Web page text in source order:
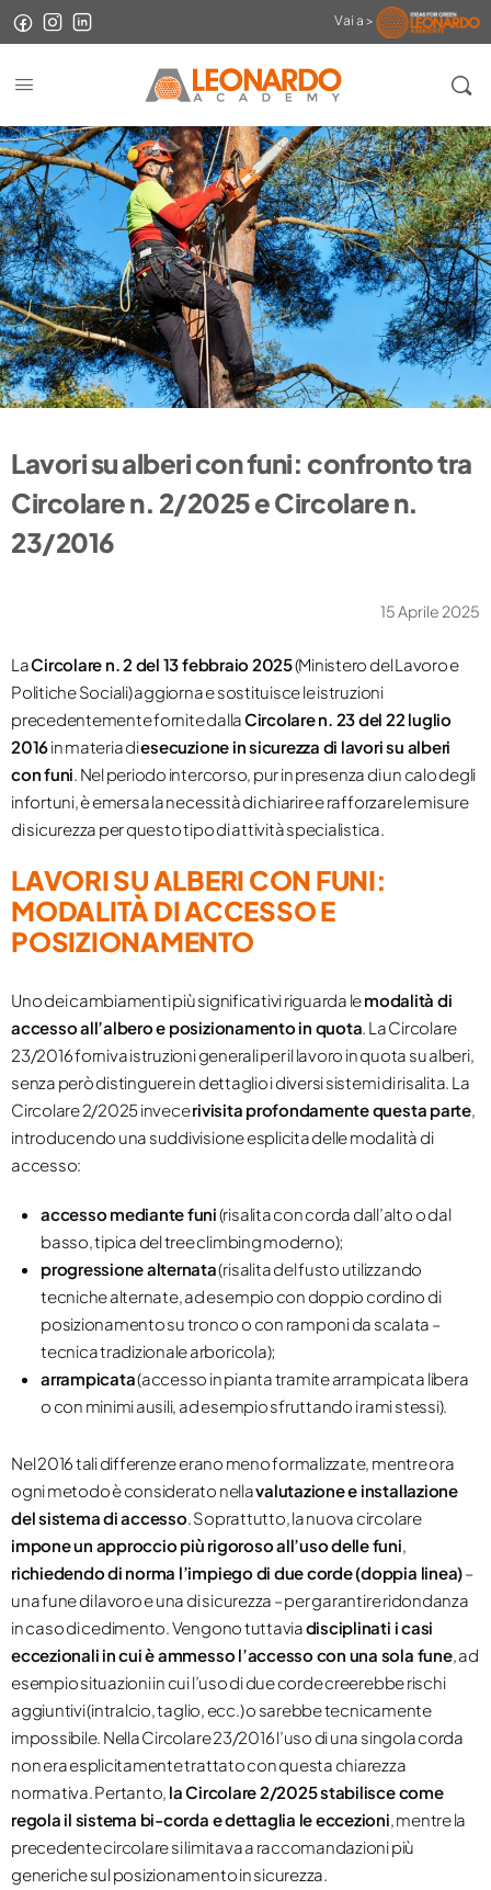
Vai a >
Lavori su alberi con funi: confronto tra
Circolare n. 2/2025 e Circolare n.
23/2016
15 Aprile 2025
LaCircolare n. 2 del 13 febbraio 2025(Ministero del Lavoro e
Politiche Sociali) aggiorna e sostituisce le istruzioni
precedentemente fornite dallaCircolare n. 23 del 22 luglio
2016in materia diesecuzione in sicurezza di lavori su alberi
con funi ​. Nel periodo intercorso, pur in presenza di un calo degli
infortuni, è emersa la necessità di chiarire e rafforzare le misure
di sicurezza per questo tipo di attività specialistica.
LAVORI SU ALBERI CON FUNI:
MODALITÀ DI ACCESSO E
POSIZIONAMENTO
Uno dei cambiamenti più significativi riguarda lemodalità di
accesso all’albero e posizionamento in quota . La Circolare
23/2016 forniva istruzioni generali per il lavoro in quota su alberi,
senza però distinguere in dettaglio i diversi sistemi di risalita. La
Circolare 2/2025 invecerivisita profondamente questa parte,
introducendo una suddivisione esplicita delle modalità di
accesso:
accesso mediante funi(risalita con corda dall’alto o dal
basso, tipica del tree climbing moderno);
progressione alternata(risalita del fusto utilizzando
tecniche alternate, ad esempio con doppio cordino di
posizionamento su tronco o con ramponi da scalata –
tecnica tradizionale arboricola);
arrampicata(accesso in pianta tramite arrampicata libera
o con minimi ausili, ad esempio sfruttando i rami stessi).
Nel 2016 tali differenze erano meno formalizzate, mentre ora
ogni metodo è considerato nellavalutazione e installazione
del sistema di accesso ​. Soprattutto, la nuova circolare
impone un approccio più rigoroso all’uso delle funi
richiedendo di norma l’impiego di due corde (doppia linea)–
una fune di lavoro e una di sicurezza – per garantire ridondanza
in caso di cedimento. Vengono tuttaviadisciplinati i casi
eccezionali in cui è ammesso l’accesso con una sola fune​, ad
esempio situazioni in cui l’uso di due corde creerebbe rischi
aggiuntivi (intralcio, taglio, ecc.) o sarebbe tecnicamente
impossibile. Nella Circolare 23/2016 l’uso di una singola corda
non era esplicitamente trattato con questa chiarezza
normativa. Pertanto, la Circolare 2/2025 stabilisce come
regola il sistema bi-corda e dettaglia le eccezioni , mentre la
precedente circolare si limitava a raccomandazioni più
generiche sul posizionamento in sicurezza.